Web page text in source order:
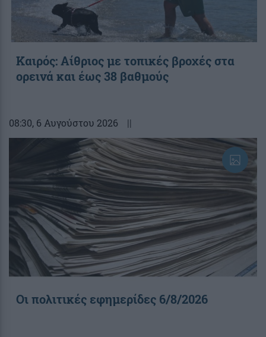
Καιρός: Αίθριος με τοπικές βροχές στα
ορεινά και έως 38 βαθμούς
08:30, 6 Αυγούστου 2026 ||
Οι πολιτικές εφημερίδες 6/8/2026